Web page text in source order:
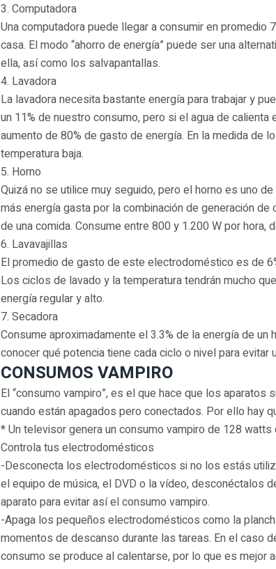
3. Computadora
Una computadora puede llegar a consumir en promedio
casa. El modo “ahorro de energía” puede ser una
ella, así como los salvapantallas.
4. Lavadora
La lavadora necesita bastante energía para trabajar y
un 11% de nuestro consumo, pero si el agua de calienta
aumento de 80% de gasto de energía. En la medida de
temperatura baja.
5. Horno
Quizá no se utilice muy seguido, pero el horno es uno
más energía gasta por la combinación de generación
de una comida. Consume entre 800 y 1.200 W por hora,
6. Lavavajillas
El promedio de gasto de este electrodoméstico es de
Los ciclos de lavado y la temperatura tendrán mucho
energía regular y alto.
7. Secadora
Consume aproximadamente el 3.3% de la energía de un
conocer qué potencia tiene cada ciclo o nivel para evitar
CONSUMOS VAMPIRO
El “consumo vampiro”, es el que hace que los aparatos
cuando están apagados pero conectados. Por ello hay
* Un televisor genera un consumo vampiro de 128 watts
Controla tus electrodomésticos
-Desconecta los electrodomésticos si no los estás
el equipo de música, el DVD o la vídeo, desconéctalos
aparato para evitar así el consumo vampiro.
-Apaga los pequeños electrodomésticos como la
momentos de descanso durante las tareas. En el caso
consumo se produce al calentarse, por lo que es mejor